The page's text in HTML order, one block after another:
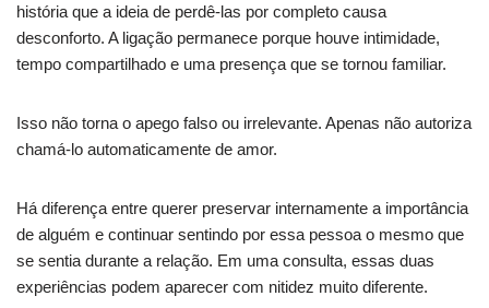
história que a ideia de perdê-las por completo causa
desconforto. A ligação permanece porque houve intimidade,
tempo compartilhado e uma presença que se tornou familiar.
Isso não torna o apego falso ou irrelevante. Apenas não autoriza
chamá-lo automaticamente de amor.
Há diferença entre querer preservar internamente a importância
de alguém e continuar sentindo por essa pessoa o mesmo que
se sentia durante a relação. Em uma consulta, essas duas
experiências podem aparecer com nitidez muito diferente.